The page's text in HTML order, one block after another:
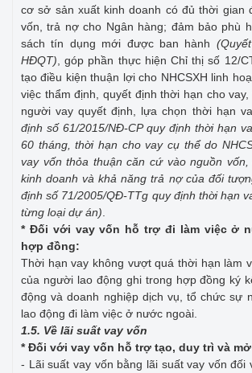
cơ sở sản xuất kinh doanh có đủ thời gian
vốn, trả nợ cho Ngân hàng; đảm bảo phù
sách tín dụng mới được ban hành
HĐQT) , góp phần thực hiện Chỉ thị số 12/
tạo điều kiện thuận lợi cho NHCSXH linh
việc thẩm định, quyết định thời hạn cho
người vay quyết định, lựa chọn thời hạn
định số 61/2015/NĐ-CP quy định thời hạn
60 tháng, thời hạn cho vay cụ thể do
vay vốn thỏa thuận căn cứ vào nguồn vốn,
kinh doanh và khả năng trả nợ của đối
định số 71/2005/QĐ-TTg quy định thời hạn
từng loại dự án)
* Đối với vay vốn hỗ trợ đi làm việc ở
hợp đồng:
Thời hạn vay không vượt quá thời hạn làm
của người lao động ghi trong hợp đồng ký
động và doanh nghiệp dịch vụ, tổ chức sự
lao động đi làm việc ở nước ngoài.
1.5. Về lãi suất vay vốn
* Đối với vay vốn hỗ trợ tạo, duy trì và
- Lãi suất vay vốn bằng lãi suất vay vốn đối